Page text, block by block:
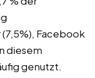
Facebook
diesem
genutzt.